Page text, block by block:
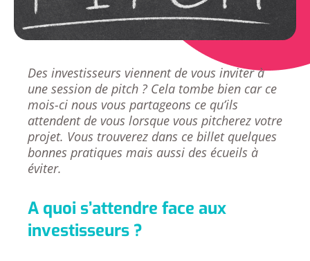
Des investisseurs viennent de vous inviter à
une session de pitch ? Cela tombe bien car ce
mois-ci nous vous partageons ce qu’ils
attendent de vous lorsque vous pitcherez votre
projet. Vous trouverez dans ce billet quelques
bonnes pratiques mais aussi des écueils à
éviter.
A quoi s’attendre face aux
investisseurs ?